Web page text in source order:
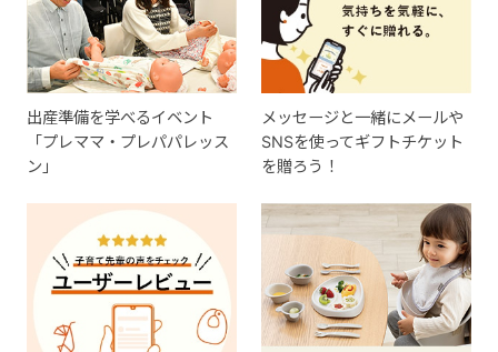
出産準備を学べるイベント
「プレママ・プレパパレッス
ン」
メッセージと一緒にメールや
SNSを使ってギフトチケット
を贈ろう！